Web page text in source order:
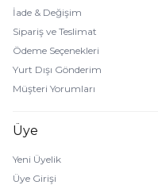
İade & Değişim
Sipariş ve Teslimat
Ödeme Seçenekleri
Yurt Dışı Gönderim
Müşteri Yorumları
Üye
Yeni Üyelik
Üye Girişi